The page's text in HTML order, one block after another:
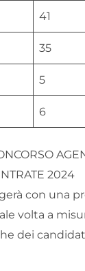
41
35
5
6
2024
con una
volta a
dei